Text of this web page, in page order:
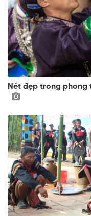
Nét đẹp trong phong